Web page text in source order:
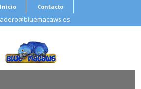
Inicio Contacto